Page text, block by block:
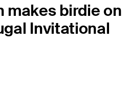
makes birdie on
Invitational